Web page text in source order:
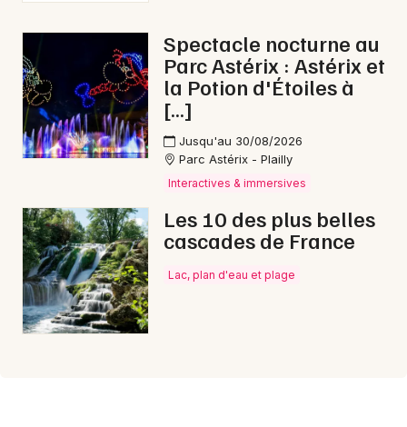
Spectacle nocturne au
Parc Astérix : Astérix et
la Potion d'Étoiles à
[…]
Jusqu'au 30/08/2026
Parc Astérix - Plailly
Interactives & immersives
Les 10 des plus belles
cascades de France
Lac, plan d'eau et plage